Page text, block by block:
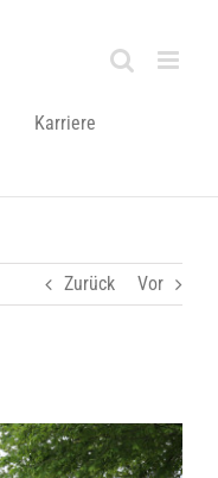
Karriere
Zurück Vor